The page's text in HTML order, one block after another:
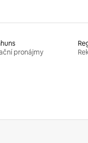
pronájmy